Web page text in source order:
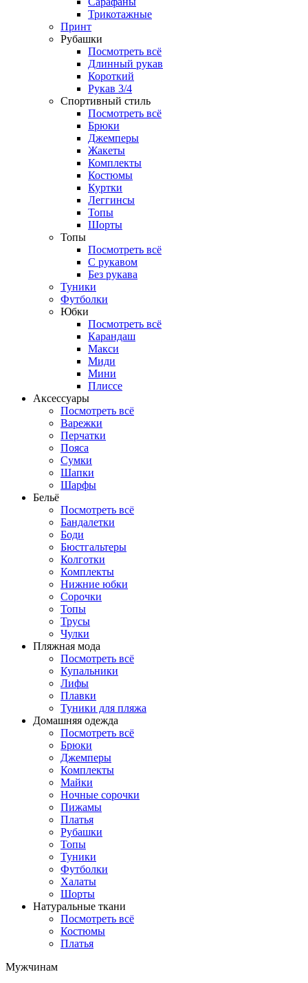
Трикотажные
Принт
Рубашки
Посмотреть всё
Длинный рукав
Короткий
Рукав 3/4
Спортивный стиль
Посмотреть всё
Брюки
Джемперы
Жакеты
Комплекты
Костюмы
Куртки
Леггинсы
Топы
Шорты
Топы
Посмотреть всё
C рукавом
Без рукава
Туники
Футболки
Юбки
Посмотреть всё
Карандаш
Макси
Миди
Мини
Плиссе
Аксессуары
Посмотреть всё
Варежки
Перчатки
Пояса
Сумки
Шапки
Шарфы
Бельё
Посмотреть всё
Бандалетки
Боди
Бюстгальтеры
Колготки
Комплекты
Нижние юбки
Сорочки
Топы
Трусы
Чулки
Пляжная мода
Посмотреть всё
Купальники
Лифы
Плавки
Туники для пляжа
Домашняя одежда
Посмотреть всё
Брюки
Джемперы
Комплекты
Майки
Ночные сорочки
Пижамы
Платья
Рубашки
Топы
Туники
Футболки
Халаты
Шорты
Натуральные ткани
Посмотреть всё
Костюмы
Платья
Мужчинам